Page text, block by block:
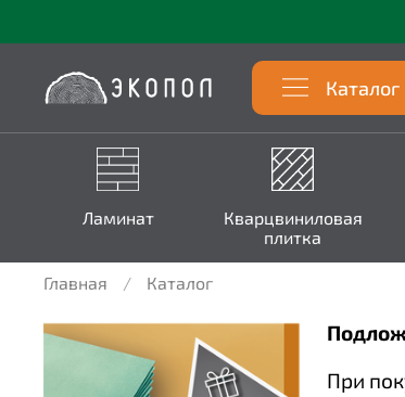
Каталог
Ламинат
Кварцвиниловая
плитка
Главная Каталог
При